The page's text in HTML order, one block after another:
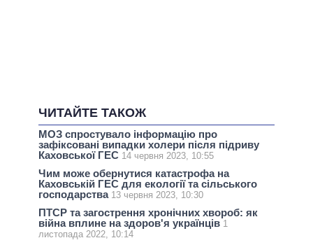
ЧИТАЙТЕ ТАКОЖ
МОЗ спростувало інформацію про
зафіксовані випадки холери після підриву
Каховської ГЕС 14 червня 2023, 10:55
Чим може обернутися катастрофа на
Каховській ГЕС для екології та сільського
господарства 13 червня 2023, 10:30
ПТСР та загострення хронічних хвороб: як
війна вплине на здоров'я українців 1
листопада 2022, 10:14